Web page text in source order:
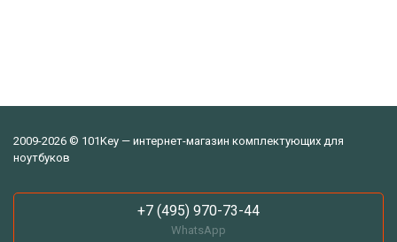
2009-2026 © 101Key — интернет-магазин комплектующих для
ноутбуков
+7 (495) 970-73-44
WhatsApp